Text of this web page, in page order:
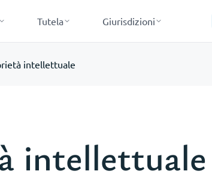
Tutela Giurisdizioni
intellettuale
intellettuale